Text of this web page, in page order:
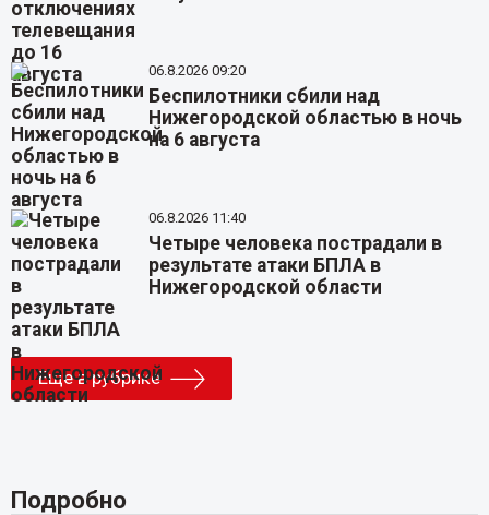
06.8.2026 09:20
Беспилотники сбили над
Нижегородской областью в ночь
на 6 августа
06.8.2026 11:40
Четыре человека пострадали в
результате атаки БПЛА в
Нижегородской области
Еще в рубрике
Подробно